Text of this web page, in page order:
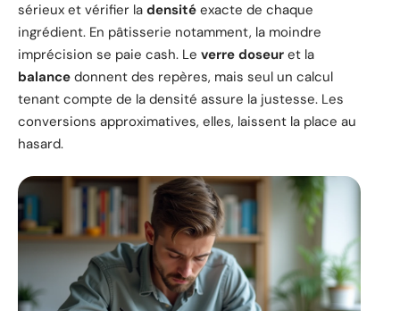
sérieux et vérifier la densité exacte de chaque
ingrédient. En pâtisserie notamment, la moindre
imprécision se paie cash. Le verre doseur et la
balance donnent des repères, mais seul un calcul
tenant compte de la densité assure la justesse. Les
conversions approximatives, elles, laissent la place au
hasard.